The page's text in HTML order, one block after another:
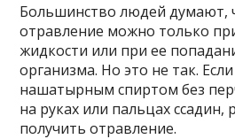
Большинство людей думают,
отравление можно только
жидкости или при ее
организма. Но это не так.
нашатырным спиртом без
на руках или пальцах
получить отравление.